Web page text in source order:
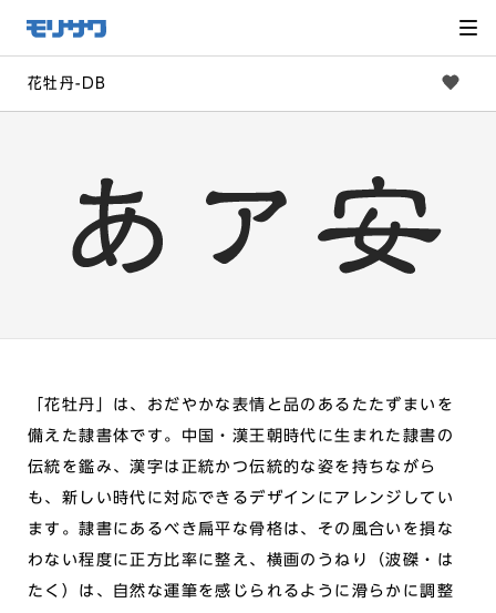
メ
ニュー
飛ばし
へ移動
花牡丹-DB
「花牡丹」は、おだやかな表情と品のあるたたずまいを
備えた隷書体です。中国・漢王朝時代に生まれた隷書の
伝統を鑑み、漢字は正統かつ伝統的な姿を持ちながら
も、新しい時代に対応できるデザインにアレンジしてい
ます。隷書にあるべき扁平な骨格は、その風合いを損な
わない程度に正方比率に整え、横画のうねり（波磔・は
たく）は、自然な運筆を感じられるように滑らかに調整